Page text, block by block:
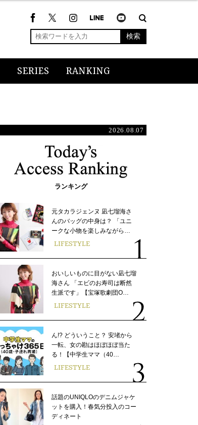
検索
SERIES RANKING
2026.08.07
ランキング
元タカラジェンヌ 凪七瑠海さ
んのバッグの中身は？ 「ユニ
ークな小物を楽しみながら…
LIFESTYLE
おいしいものに目がない凪七瑠
海さん 「エビのお寿司は断然
生派です」【宝塚歌劇団O…
LIFESTYLE
ん!? どういうこと？ 安堵から
一転、女の勘はほぼほぼ当た
る！【中学生ママ（40…
LIFESTYLE
話題のUNIQLOのデニムジャケ
ットを購入！春気分投入のコー
ディネート